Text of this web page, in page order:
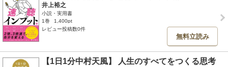
井上裕之
小説・実用書
1巻
1,400pt
レビュー投稿数0件
無料立読み
【1日1分中村天風】 人生のすべてをつくる思考